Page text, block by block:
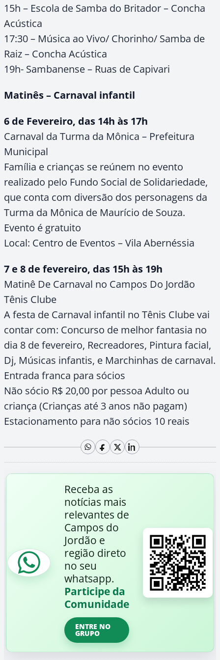
15h – Escola de Samba do Britador – Concha
Acústica
17:30 – Música ao Vivo/ Chorinho/ Samba de
Raiz – Concha Acústica
19h- Sambanense – Ruas de Capivari
Matinês – Carnaval infantil
6 de Fevereiro, das 14h às 17h
Carnaval da Turma da Mônica – Prefeitura
Municipal
Família e crianças se reúnem no evento
realizado pelo Fundo Social de Solidariedade,
que conta com diversão dos personagens da
Turma da Mônica de Maurício de Souza.
Evento é gratuito
Local: Centro de Eventos – Vila Abernéssia
7 e 8 de fevereiro, das 15h às 19h
Matinê De Carnaval no Campos Do Jordão
Tênis Clube
A festa de Carnaval infantil no Tênis Clube vai
contar com: Concurso de melhor fantasia no
dia 8 de fevereiro, Recreadores, Pintura facial,
Dj, Músicas infantis, e Marchinhas de carnaval.
Entrada franca para sócios
Não sócio R$ 20,00 por pessoa Adulto ou
criança (Crianças até 3 anos não pagam)
Estacionamento para não sócios 10 reais
Receba as
notícias mais
relevantes de
Campos do
Jordão e
região direto
no seu
whatsapp.
Participe da
Comunidade
ENTRE NO
GRUPO